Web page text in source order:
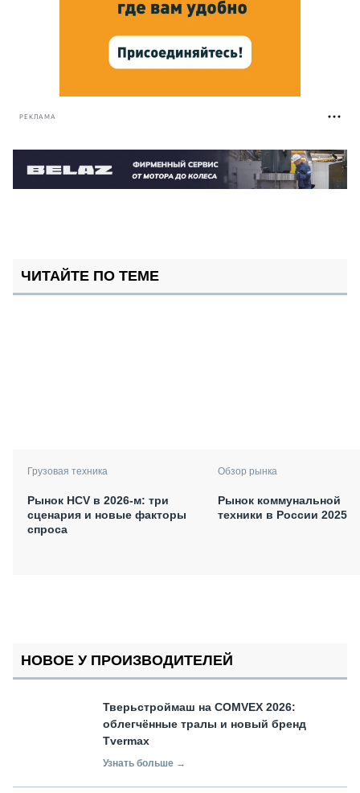
РЕКЛАМА
ЧИТАЙТЕ ПО ТЕМЕ
Грузовая техника
Рынок HCV в 2026-м: три
сценария и новые факторы
спроса
Обзор рынка
Рынок коммунальной
техники в России 2025
НОВОЕ У ПРОИЗВОДИТЕЛЕЙ
Тверьстроймаш на COMVEX 2026:
облегчённые тралы и новый бренд
Tvermax
Узнать больше →